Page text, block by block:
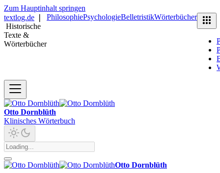
Zum Hauptinhalt springen
textlog.de
Historische
Texte &
Wörterbücher
PhilosophiePsychologieBelletristikWörterbücher
Otto Dornblüth
Klinisches Wörterbuch
Otto Dornblüth